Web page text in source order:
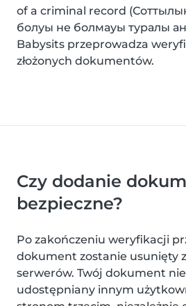
of a criminal record
болуы не болмауы туралы
Babysits przeprowadza
złożonych dokumentów.
Czy dodanie
bezpieczne?
Po zakończeniu weryfikacji
dokument zostanie usunięty
serwerów. Twój dokument
udostępniany innym